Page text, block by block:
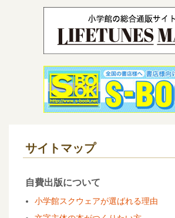
サイトマップ
自費出版について
小学館スクウェアが選ばれる理由